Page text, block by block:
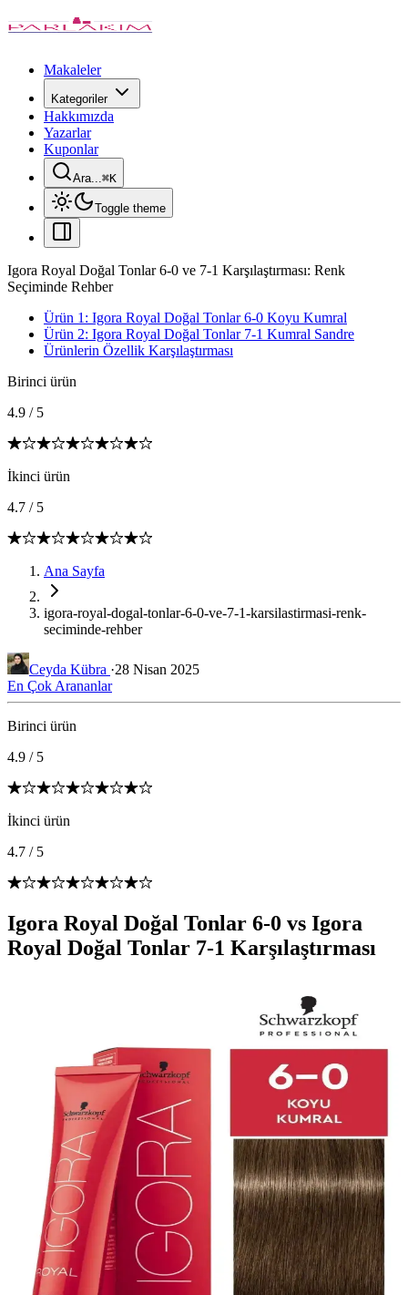
Makaleler
Kategoriler
Hakkımızda
Yazarlar
Kuponlar
Ara...⌘K
Toggle theme
Igora Royal Doğal Tonlar 6-0 ve 7-1 Karşılaştırması: Renk
Seçiminde Rehber
Ürün 1: Igora Royal Doğal Tonlar 6-0 Koyu Kumral
Ürün 2: Igora Royal Doğal Tonlar 7-1 Kumral Sandre
Ürünlerin Özellik Karşılaştırması
Birinci ürün
4.9 / 5
İkinci ürün
4.7 / 5
Ana Sayfa
igora-royal-dogal-tonlar-6-0-ve-7-1-karsilastirmasi-renk-
seciminde-rehber
Ceyda Kübra ·28 Nisan 2025
En Çok Arananlar
Birinci ürün
4.9 / 5
İkinci ürün
4.7 / 5
Igora Royal Doğal Tonlar 6-0 vs Igora
Royal Doğal Tonlar 7-1 Karşılaştırması